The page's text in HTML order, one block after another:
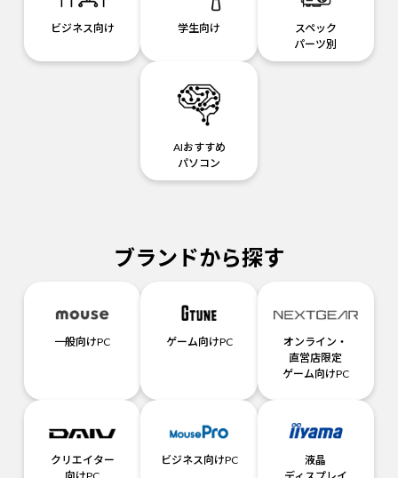
ビジネス向け 学生向け
スペック
パーツ別
AIおすすめ
パソコン
ブランドから探す
一般向けPC ゲーム向けPC
オンライン・
直営店限定
ゲーム向けPC
クリエイター
ビジネス向けPC
液晶